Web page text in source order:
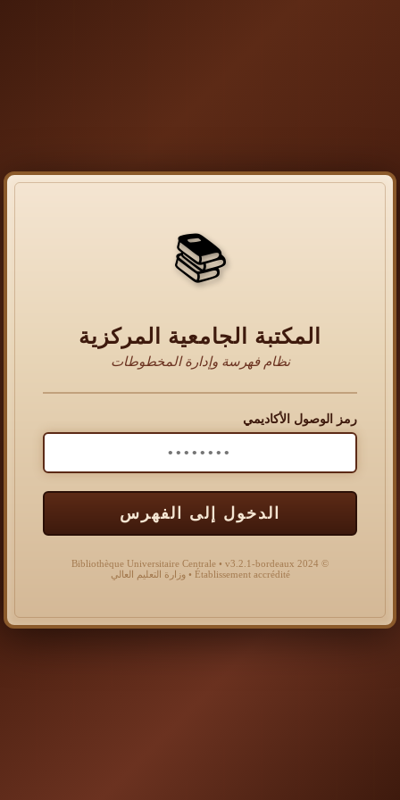
📚
المكتبة الجامعية المركزية
نظام فهرسة وإدارة المخطوطات
رمز الوصول الأكاديمي
الدخول إلى الفهرس
© 2024 Bibliothèque Universitaire Centrale • v3.2.1-bordeaux
Établissement accrédité • وزارة التعليم العالي